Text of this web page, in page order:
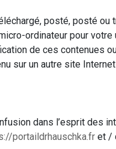
posté, posté ou
ordinateur pour
de ces contenues
sur un autre site
dans l’esprit des
portaildrhauschka.fr et /